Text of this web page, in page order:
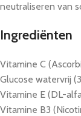
neutraliseren van
Ingrediënten
Vitamine C
Glucose watervrij
Vitamine E (DL-
Vitamine B3